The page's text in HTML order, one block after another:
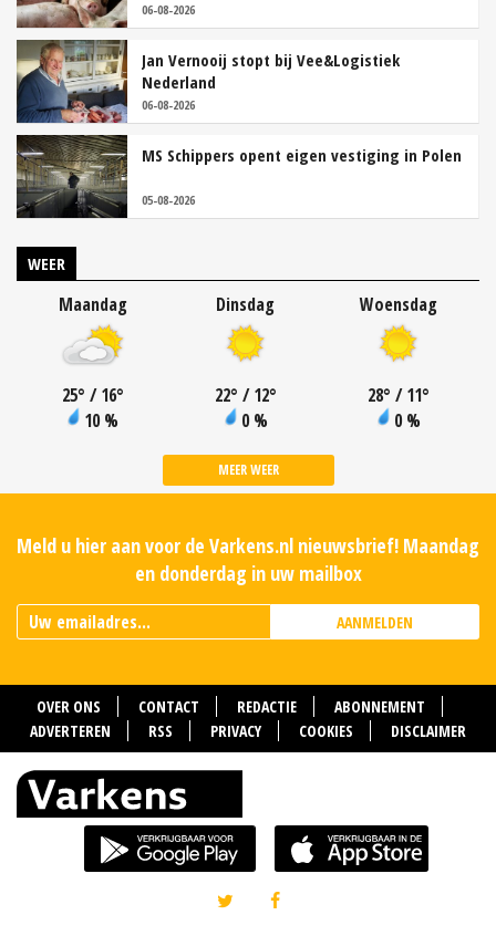
06-08-2026
Jan Vernooij stopt bij Vee&Logistiek
Nederland
06-08-2026
MS Schippers opent eigen vestiging in Polen
05-08-2026
WEER
Maandag
25° / 16°
10 %
Dinsdag
22° / 12°
0 %
Woensdag
28° / 11°
0 %
MEER WEER
Meld u hier aan voor de Varkens.nl nieuwsbrief! Maandag
en donderdag in uw mailbox
AANMELDEN
OVER ONS CONTACT REDACTIE
ABONNEMENT
ADVERTEREN
RSS PRIVACY COOKIES DISCLAIMER